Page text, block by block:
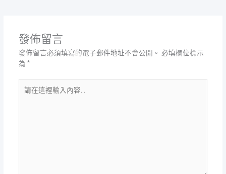
發佈留言
發佈留言必須填寫的電子郵件地址不會公開。 必填欄位標示
為 *
在